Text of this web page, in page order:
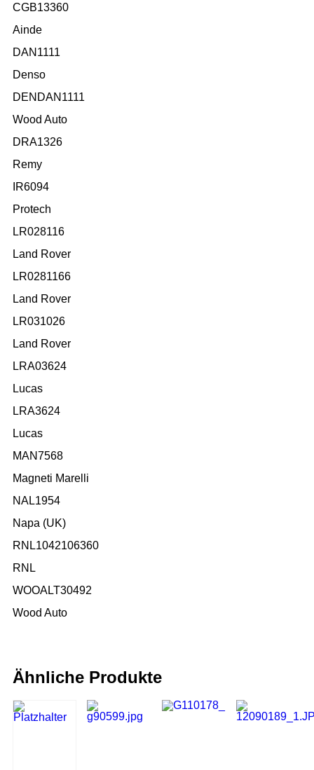
CGB13360
Ainde
DAN1111
Denso
DENDAN1111
Wood Auto
DRA1326
Remy
IR6094
Protech
LR028116
Land Rover
LR0281166
Land Rover
LR031026
Land Rover
LRA03624
Lucas
LRA3624
Lucas
MAN7568
Magneti Marelli
NAL1954
Napa (UK)
RNL1042106360
RNL
WOOALT30492
Wood Auto
Ähnliche Produkte